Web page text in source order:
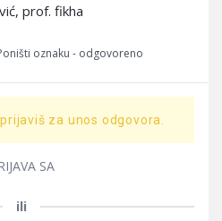
prof. fikha
oznaku - odgovoreno
za unos odgovora.
SA
ili